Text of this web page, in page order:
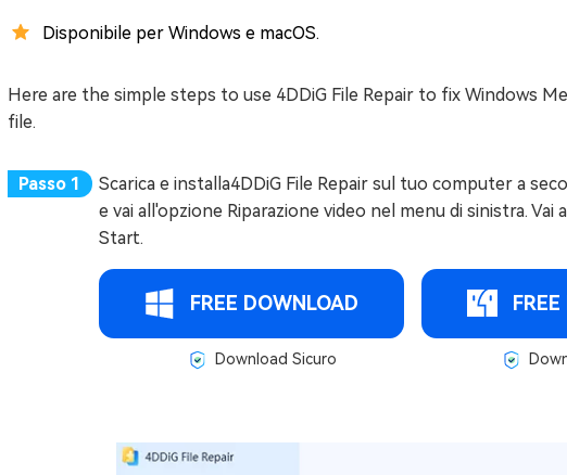
Disponibile per Windows e macOS.
Here are the simple steps to use 4DDiG File Repair to fix Windows
file.
Scarica e installa4DDiG File Repair sul tuo computer a
e vai all'opzione Riparazione video nel menu di sinistra.
Start.
FREE DOWNLOAD
Download Sicuro